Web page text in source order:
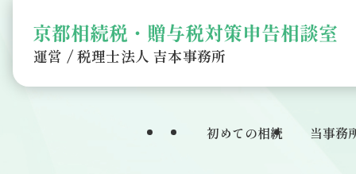
運営 / 税理士法人 吉本事務所
初めての相続 当事務